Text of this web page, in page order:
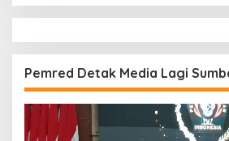
Pemred Detak Media Lagi
Pemutar
Video